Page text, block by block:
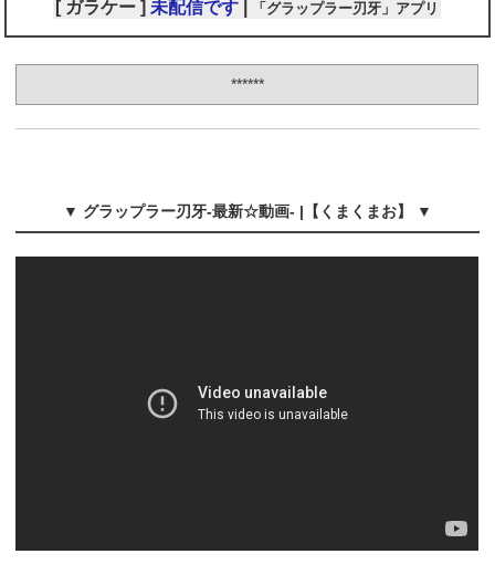
[ ガラケー ]未配信です 「グラップラー刃牙」アプリ
******
▼ グラップラー刃牙-最新☆動画- |【くまくまお】 ▼